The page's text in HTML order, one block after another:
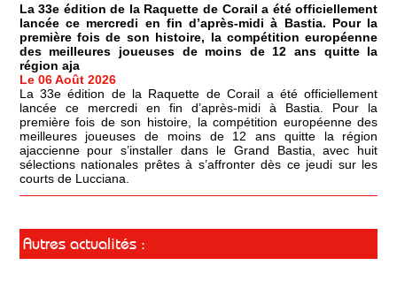
La 33e édition de la Raquette de Corail a été officiellement
lancée ce mercredi en fin d’après-midi à Bastia. Pour la
première fois de son histoire, la compétition européenne
des meilleures joueuses de moins de 12 ans quitte la
région aja
Le 06 Août 2026
La 33e édition de la Raquette de Corail a été officiellement
lancée ce mercredi en fin d’après-midi à Bastia. Pour la
première fois de son histoire, la compétition européenne des
meilleures joueuses de moins de 12 ans quitte la région
ajaccienne pour s’installer dans le Grand Bastia, avec huit
sélections nationales prêtes à s’affronter dès ce jeudi sur les
courts de Lucciana.
Autres actualités :